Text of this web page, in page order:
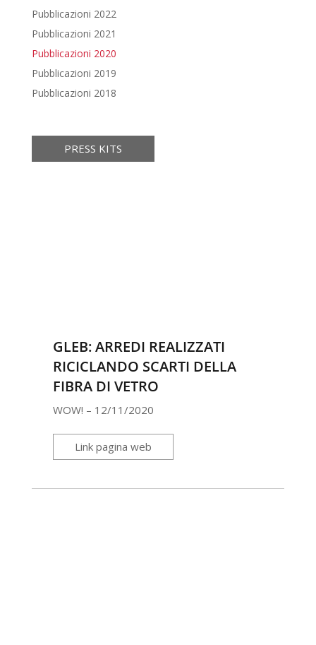
Pubblicazioni 2022
Pubblicazioni 2021
Pubblicazioni 2020
Pubblicazioni 2019
Pubblicazioni 2018
PRESS KITS
GLEB: ARREDI REALIZZATI
RICICLANDO SCARTI DELLA
FIBRA DI VETRO
WOW! – 12/11/2020
Link pagina web